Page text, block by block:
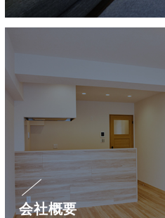
会社概要